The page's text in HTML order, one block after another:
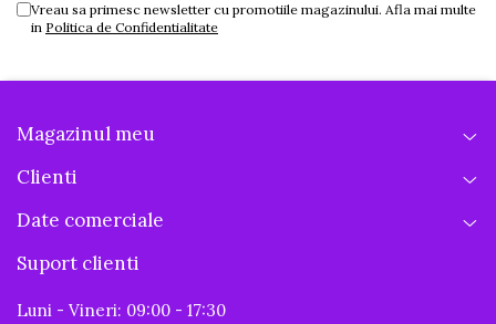
Vreau sa primesc newsletter cu promotiile magazinului. Afla mai multe
in Politica de Confidentialitate
Magazinul meu
Clienti
Date comerciale
Suport clienti
Luni - Vineri: 09:00 - 17:30